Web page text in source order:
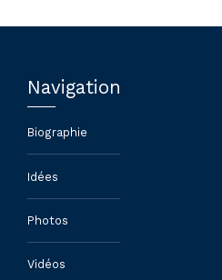
Navigation
Biographie
Idées
Photos
Vidéos